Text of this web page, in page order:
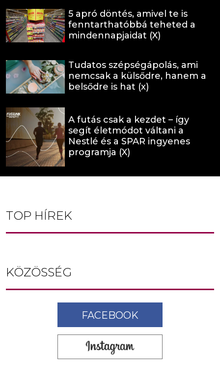
5 apró döntés, amivel te is
fenntarthatóbbá teheted a
mindennapjaidat (X)
Tudatos szépségápolás, ami
nemcsak a külsődre, hanem a
belsődre is hat (x)
A futás csak a kezdet – így
segít életmódot váltani a
Nestlé és a SPAR ingyenes
programja (X)
TOP HÍREK
KÖZÖSSÉG
FACEBOOK